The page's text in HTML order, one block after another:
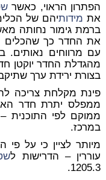
הפתרון הראוי, כאשר
את מידותיהם של
ברמת גימור נחותה
את החדר כך שהכלים
עם מרווחים נאותים.
מהגדלת החדר יוקטן
בצורת ירידת ערך
פינת מקלחת צריכה
ממפלס יתרת חדר
ממוקם לפי התוכנית –
במרכז.
מיותר לציין כי על פי
עוררין – הדרישות ל
1205.3.